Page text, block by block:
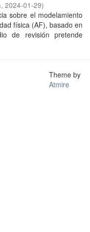
, 2024-01-29)
sobre el modelamiento
física (AF), basado en
de revisión pretende
Theme by
Atmire